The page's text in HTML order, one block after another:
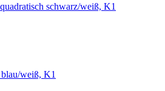
schwarz/weiß, K1
weiß, K1